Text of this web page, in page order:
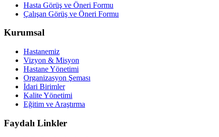
Hasta Görüş ve Öneri Formu
Çalışan Görüş ve Öneri Formu
Kurumsal
Hastanemiz
Vizyon & Misyon
Hastane Yönetimi
Organizasyon Şeması
İdari Birimler
Kalite Yönetimi
Eğitim ve Araştırma
Faydalı Linkler